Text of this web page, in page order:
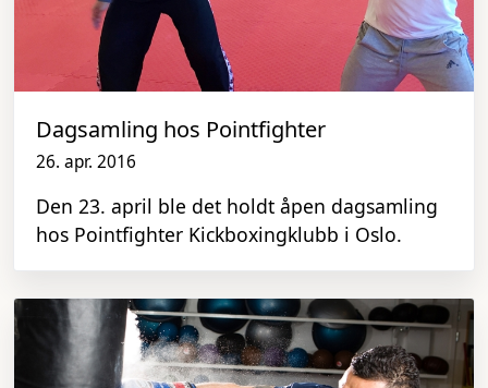
Dagsamling hos Pointfighter
26. apr. 2016
Den 23. april ble det holdt åpen dagsamling
hos Pointfighter Kickboxingklubb i Oslo.